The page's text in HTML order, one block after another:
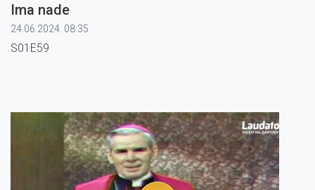
Ima nade
24.06.2024. 08:35
S01E59